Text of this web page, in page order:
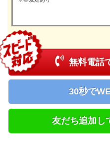
無料電話
30秒で
友だち追加し